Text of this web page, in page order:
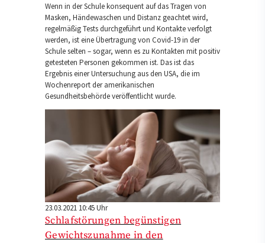
Wenn in der Schule konsequent auf das Tragen von
Masken, Händewaschen und Distanz geachtet wird,
regelmäßig Tests durchgeführt und Kontakte verfolgt
werden, ist eine Übertragung von Covid-19 in der
Schule selten – sogar, wenn es zu Kontakten mit positiv
getesteten Personen gekommen ist. Das ist das
Ergebnis einer Untersuchung aus den USA, die im
Wochenreport der amerikanischen
Gesundheitsbehörde veröffentlicht wurde.
23.03.2021 10:45 Uhr
Schlafstörungen begünstigen
Gewichtszunahme in den